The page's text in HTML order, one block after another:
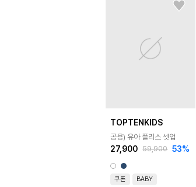
TOPTENKIDS
공용) 유아 플리스 셋업
27,900 59,900 53%
쿠폰 BABY